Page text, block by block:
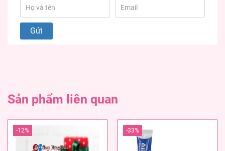
Sản phẩm liên quan
-12% -33%